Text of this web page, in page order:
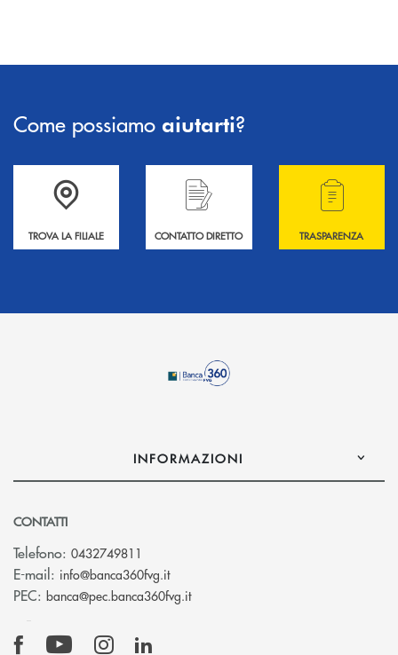
Come possiamo aiutarti?
Accedi all' elenco completo delle filiali .
TROVA LA FILIALE
Hai bisogno di informazioni? Contattaci !
CONTATTO DIRETTO
Hai bisogno di
TRASPARENZA
INFORMAZIONI
CONTATTI
Telefono: 0432749811
E-mail: info@banca360fvg.it(si apre l’app di posta elettronica)
PEC: banca@pec.banca360fvg.it(si apre l’app di posta elettronica)